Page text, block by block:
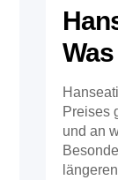
Preises
und an